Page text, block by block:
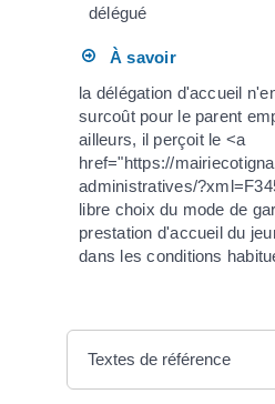
délégué
À savoir
la délégation d'accueil
surcoût pour le parent
ailleurs, il perçoit le <a
href="https://
administratives/
libre choix du mode de
prestation d'accueil du
dans les conditions
Textes de référence